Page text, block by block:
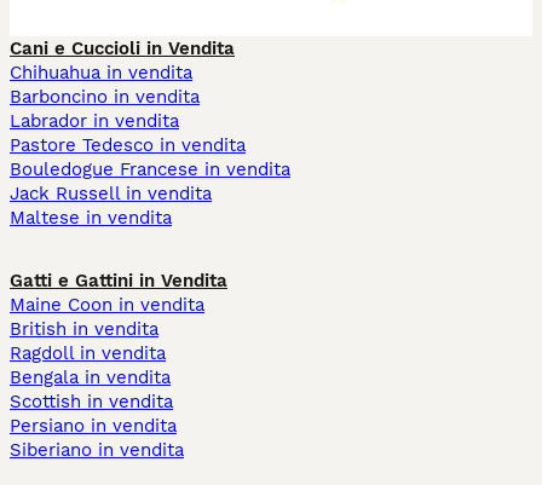
Cani e Cuccioli in Vendita
Chihuahua in vendita
Barboncino in vendita
Labrador in vendita
Pastore Tedesco in vendita
Bouledogue Francese in vendita
Jack Russell in vendita
Maltese in vendita
Gatti e Gattini in Vendita
Maine Coon in vendita
British in vendita
Ragdoll in vendita
Bengala in vendita
Scottish in vendita
Persiano in vendita
Siberiano in vendita